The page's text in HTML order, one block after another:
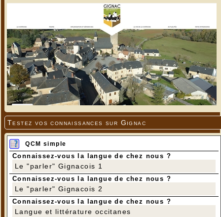
Testez vos connaissances sur Gignac
QCM simple
Connaissez-vous la langue de chez nous ?
Le "parler" Gignacois 1
Connaissez-vous la langue de chez nous ?
Le "parler" Gignacois 2
Connaissez-vous la langue de chez nous ?
Langue et littérature occitanes